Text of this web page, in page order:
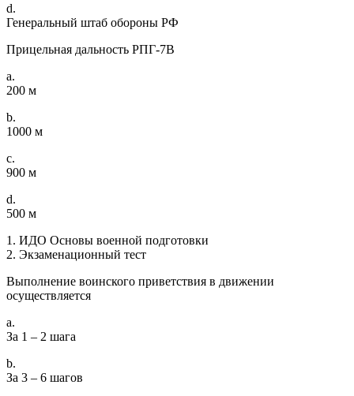
d.
Генеральный штаб обороны РФ
Прицельная дальность РПГ-7В
a.
200 м
b.
1000 м
c.
900 м
d.
500 м
1. ИДО Основы военной подготовки
2. Экзаменационный тест
Выполнение воинского приветствия в движении
осуществляется
a.
За 1 – 2 шага
b.
За 3 – 6 шагов